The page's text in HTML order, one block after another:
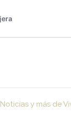
Noticias y más de